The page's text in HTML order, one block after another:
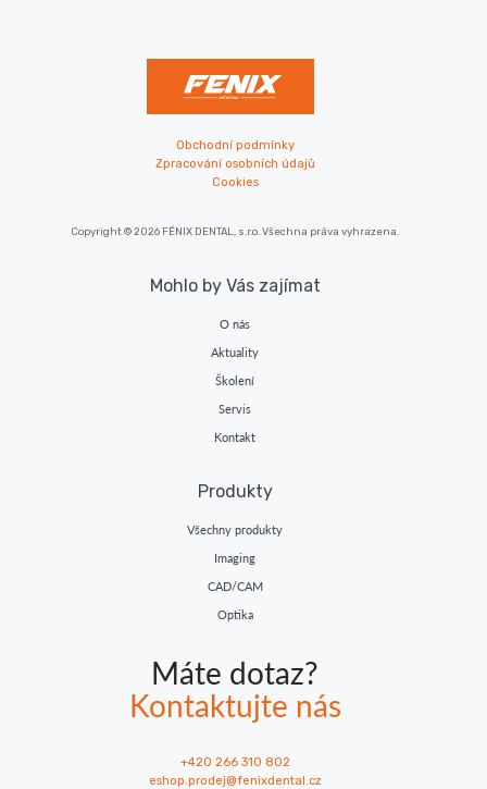
Obchodní podmínky
Zpracování osobních údajů
Cookies
Copyright © 2026 FÉNIX DENTAL, s.r.o. Všechna práva vyhrazena.
Mohlo by Vás zajímat
O nás
Aktuality
Školení
Servis
Kontakt
Produkty
Všechny produkty
Imaging
CAD/CAM
Optika
Máte dotaz?
Kontaktujte nás
+420 266 310 802
eshop.prodej@fenixdental.cz